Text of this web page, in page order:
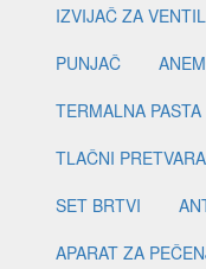
IZVIJAČ ZA
PUNJAČ
TERMALNA PASTA
TLAČNI
SET BRTVI
APARAT ZA